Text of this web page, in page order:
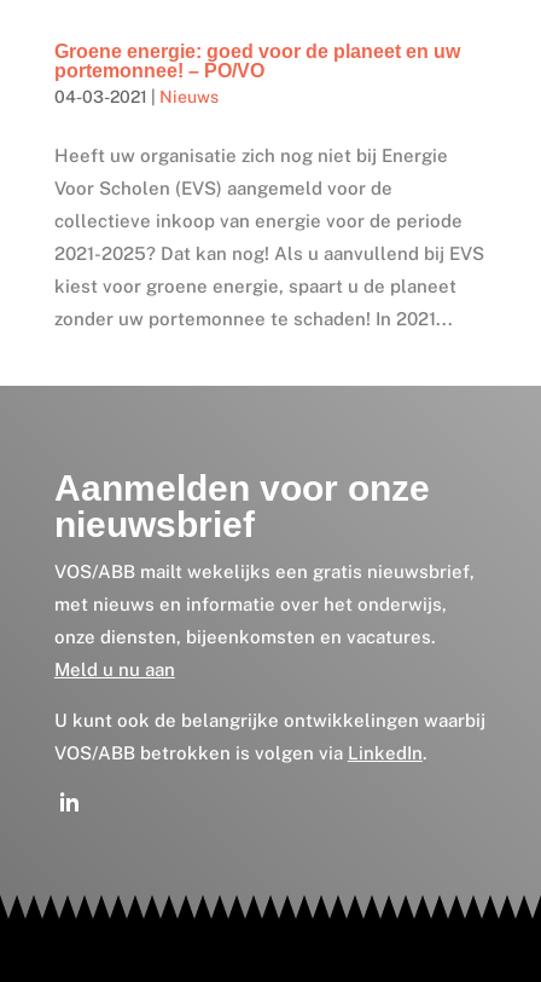
Groene energie: goed voor de planeet en uw
portemonnee! – PO/VO
04-03-2021 Nieuws
Heeft uw organisatie zich nog niet bij Energie
Voor Scholen (EVS) aangemeld voor de
collectieve inkoop van energie voor de periode
2021-2025? Dat kan nog! Als u aanvullend bij EVS
kiest voor groene energie, spaart u de planeet
zonder uw portemonnee te schaden! In 2021...
Aanmelden voor onze
nieuwsbrief
VOS/ABB mailt wekelijks een gratis nieuwsbrief,
met nieuws en informatie over het onderwijs,
onze diensten, bijeenkomsten en vacatures.
Meld u nu aan
U kunt ook de belangrijke ontwikkelingen waarbij
VOS/ABB betrokken is volgen via LinkedIn.